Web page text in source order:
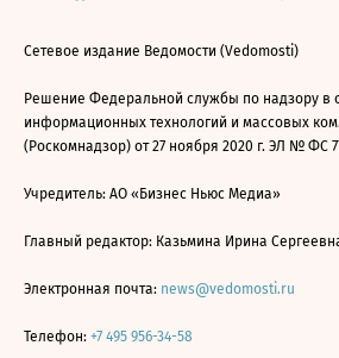
Сетевое издание Ведомости (Vedomosti)
Решение Федеральной службы по надзору в
информационных технологий и массовых
(Роскомнадзор) от 27 ноября 2020 г. ЭЛ № ФС
Учредитель: АО «Бизнес Ньюс Медиа»
Главный редактор: Казьмина Ирина
Электронная почта: news@vedomosti.ru
Телефон: +7 495 956-34-58